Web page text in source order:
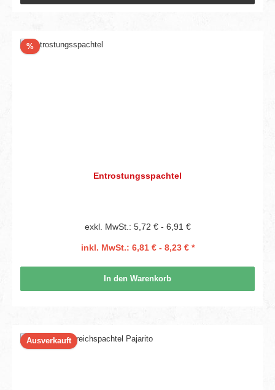
%Rabatt
Entrostungsspachtel
exkl. MwSt.: 5,72 € - 6,91 €
inkl. MwSt.: 6,81 € - 8,23 € *
In den Warenkorb
Ausverkauft